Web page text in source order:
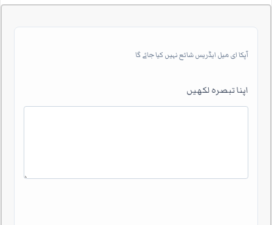
آپکا ای میل ایڈریس شائع نہیں کیا جائے گا
اپنا تبصرہ لکھیں